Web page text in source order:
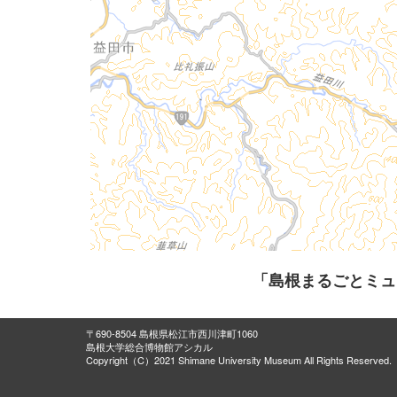
「島根まるごとミ
〒690-8504 島根県松江市西川津町1060
島根大学総合博物館アシカル
Copyright（C）2021 Shimane University Museum All Rights Reserved.